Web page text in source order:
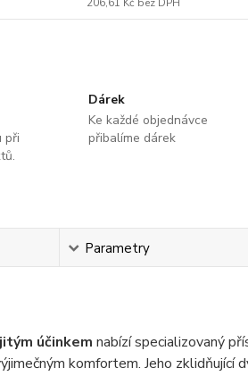
při
Dárek
Ke každé objednávce
přibalíme dárek
Parametry
účinkem nabízí specializovaný
komfortem. Jeho zklidňující